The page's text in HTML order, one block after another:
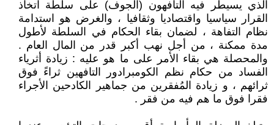
الذي يسيطر فيه التافهون (الجوف) على سلطة اتخاذ
القرار سياسيا واقتصاديا وثقافيا ، والغرض هو استدامة
نظام التفاهة ، لضمان بقاء الحكام في السلطة لأطول
مدة ممكنة ، من أجل نهب أكبر قدر من المال العام .
والمحصلة هي بقاء الأمر على ما هو عليه : زيادة أثرياء
الفساد من حكام نظم الكومبرادور التافهين ثراءً فوق
ثرائهم ، و زيادة المُفقرين من جماهير الكادحين الأجراء
فقرا فوق ما هم فيه من فقر .